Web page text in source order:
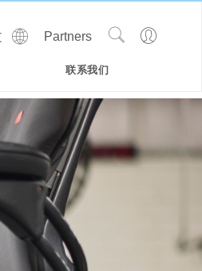
联系我们
Go
Site
Partners
Show